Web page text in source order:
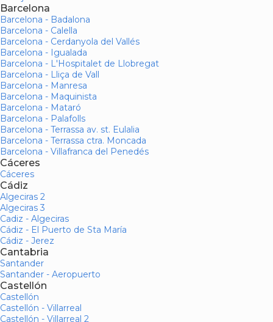
Barcelona
Barcelona - Badalona
Barcelona - Calella
Barcelona - Cerdanyola del Vallés
Barcelona - Igualada
Barcelona - L'Hospitalet de Llobregat
Barcelona - Lliça de Vall
Barcelona - Manresa
Barcelona - Maquinista
Barcelona - Mataró
Barcelona - Palafolls
Barcelona - Terrassa av. st. Eulalia
Barcelona - Terrassa ctra. Moncada
Barcelona - Villafranca del Penedés
Cáceres
Cáceres
Cádiz
Algeciras 2
Algeciras 3
Cadiz - Algeciras
Cádiz - El Puerto de Sta María
Cádiz - Jerez
Cantabria
Santander
Santander - Aeropuerto
Castellón
Castellón
Castellón - Villarreal
Castellón - Villarreal 2